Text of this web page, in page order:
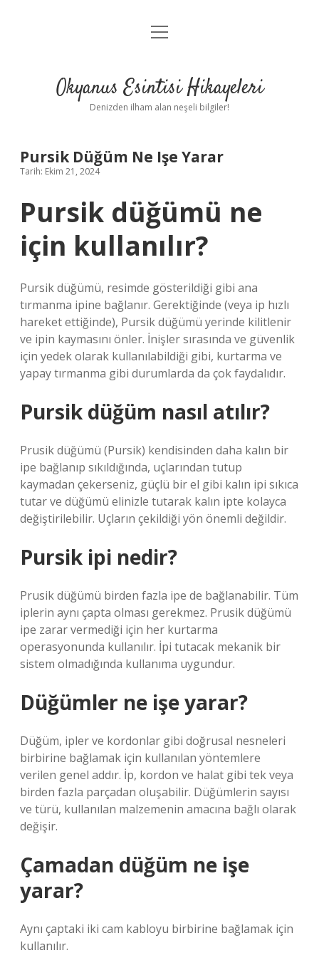
Anasayfa
Yasal Uyarı
menüyü
Okyanus Esintisi Hikayeleri
Denizden ilham alan neşeli bilgiler!
Pursik Düğüm Ne Işe Yarar
Tarih: Ekim 21, 2024
Pursik düğümü ne
için kullanılır?
Pursik düğümü, resimde gösterildiği gibi ana
tırmanma ipine bağlanır. Gerektiğinde (veya ip hızlı
hareket ettiğinde), Pursik düğümü yerinde kilitlenir
ve ipin kaymasını önler. İnişler sırasında ve güvenlik
için yedek olarak kullanılabildiği gibi, kurtarma ve
yapay tırmanma gibi durumlarda da çok faydalıdır.
Pursik düğüm nasıl atılır?
Prusik düğümü (Pursik) kendisinden daha kalın bir
ipe bağlanıp sıkıldığında, uçlarından tutup
kaymadan çekerseniz, güçlü bir el gibi kalın ipi sıkıca
tutar ve düğümü elinizle tutarak kalın ipte kolayca
değiştirilebilir. Uçların çekildiği yön önemli değildir.
Pursik ipi nedir?
Prusik düğümü birden fazla ipe de bağlanabilir. Tüm
iplerin aynı çapta olması gerekmez. Prusik düğümü
ipe zarar vermediği için her kurtarma
operasyonunda kullanılır. İpi tutacak mekanik bir
sistem olmadığında kullanıma uygundur.
Düğümler ne işe yarar?
Düğüm, ipler ve kordonlar gibi doğrusal nesneleri
birbirine bağlamak için kullanılan yöntemlere
verilen genel addır. İp, kordon ve halat gibi tek veya
birden fazla parçadan oluşabilir. Düğümlerin sayısı
ve türü, kullanılan malzemenin amacına bağlı olarak
değişir.
Çamadan düğüm ne işe
yarar?
Aynı çaptaki iki cam kabloyu birbirine bağlamak için
kullanılır.